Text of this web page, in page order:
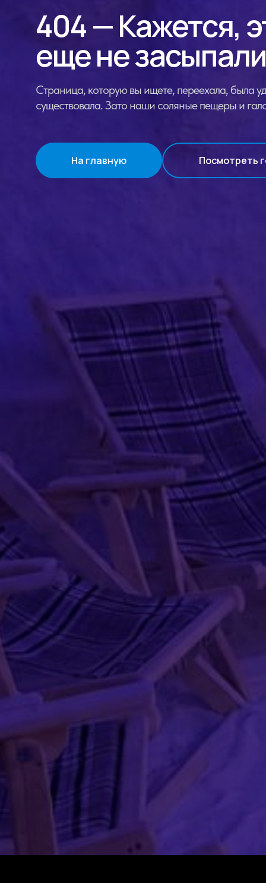
404 — Кажется,
еще не
Страница, которую вы ищете, переехала, была
существовала. Зато наши соляные пещеры и
На главную Посмотреть